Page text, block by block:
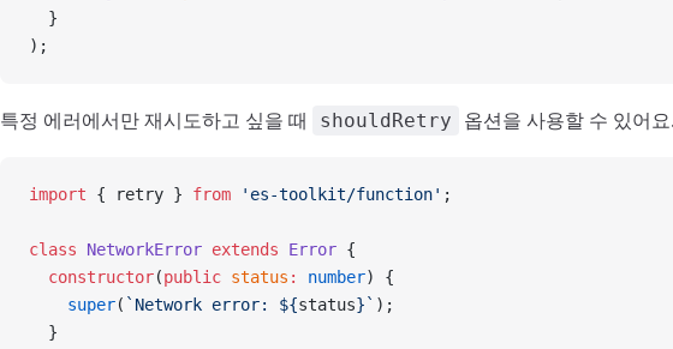
  }
);
특정 에러에서만 재시도하고 싶을 때 shouldRetry 옵션을 사용할 수 있어요.
import { retry } from 'es-toolkit/function' ;
class NetworkError extends Error {
  constructor
(public status : number) {
    super
( `Network error: ${status}` );
  }